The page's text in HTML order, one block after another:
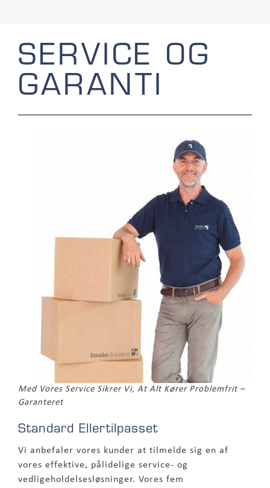
SERVICE OG
GARANTI
Med Vores Service Sikrer Vi, At Alt Kører Problemfrit –
Garanteret
Standard Ellertilpasset
Vi anbefaler vores kunder at tilmelde sig en af
vores effektive, pålidelige service- og
vedligeholdelsesløsninger. Vores fem